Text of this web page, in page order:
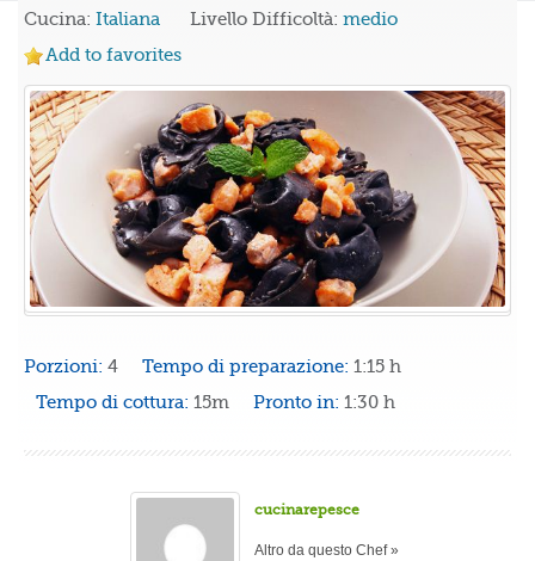
Cucina: Italiana Livello Difficoltà: medio
Add to favorites
Porzioni: 4 Tempo di preparazione: 1:15 h
Tempo di cottura: 15m Pronto in: 1:30 h
cucinarepesce
Altro da questo Chef »